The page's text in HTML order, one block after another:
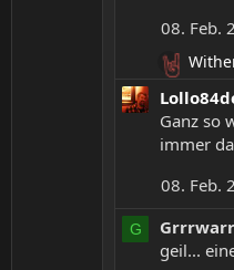
n
08. Feb.
R
e
a
k
t
o
n
e
n
Ganz so
immer
08. Feb.
G
geil...